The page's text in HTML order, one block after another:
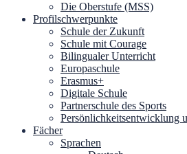
Die Oberstufe (MSS)
Profilschwerpunkte
Schule der Zukunft
Schule mit Courage
Bilingualer Unterricht
Europaschule
Erasmus+
Digitale Schule
Partnerschule des Sports
Persönlichkeitsentwicklung
Fächer
Sprachen